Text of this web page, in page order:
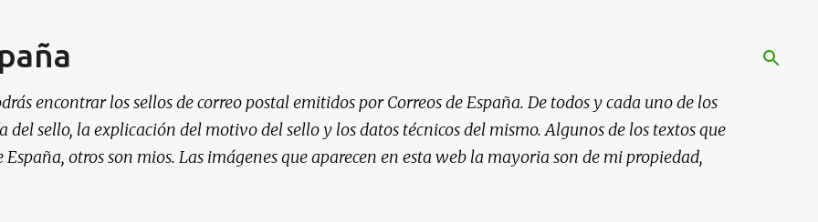
encontrar los sellos de correo postal emitidos por Correos de España. De todos y cada uno de los
sello, la explicación del motivo del sello y los datos técnicos del mismo. Algunos de los textos que
otros son mios. Las imágenes que aparecen en esta web la mayoria son de mi propiedad,